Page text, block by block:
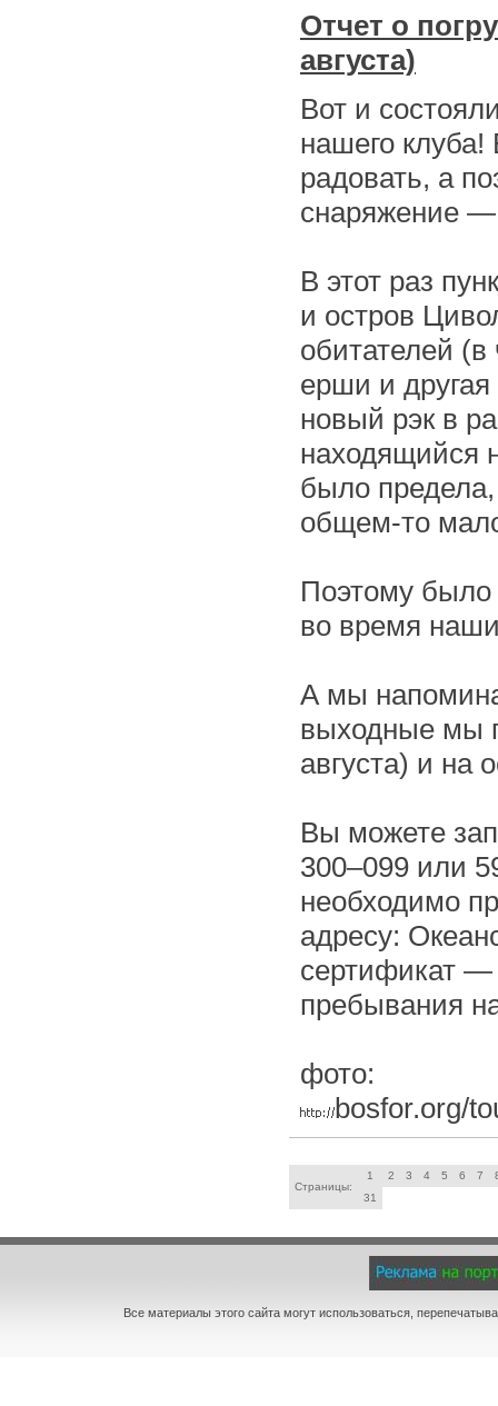
Отчет о
августа)
Вот и
нашего клуба!
радовать, а
снаряжение
В этот раз
и остров
обитателей
ерши и
новый рэк в
находящийся
было предела,
общем-то
Поэтому было
во время
А мы
выходные мы
августа) и на
Вы можете
300–099 или
необходимо
адресу:
сертификат —
пребывания
фото:
bosfor.org/
Страницы:
1 2 3 4 5 6 7
31
Все материалы этого сайта могут использоваться,